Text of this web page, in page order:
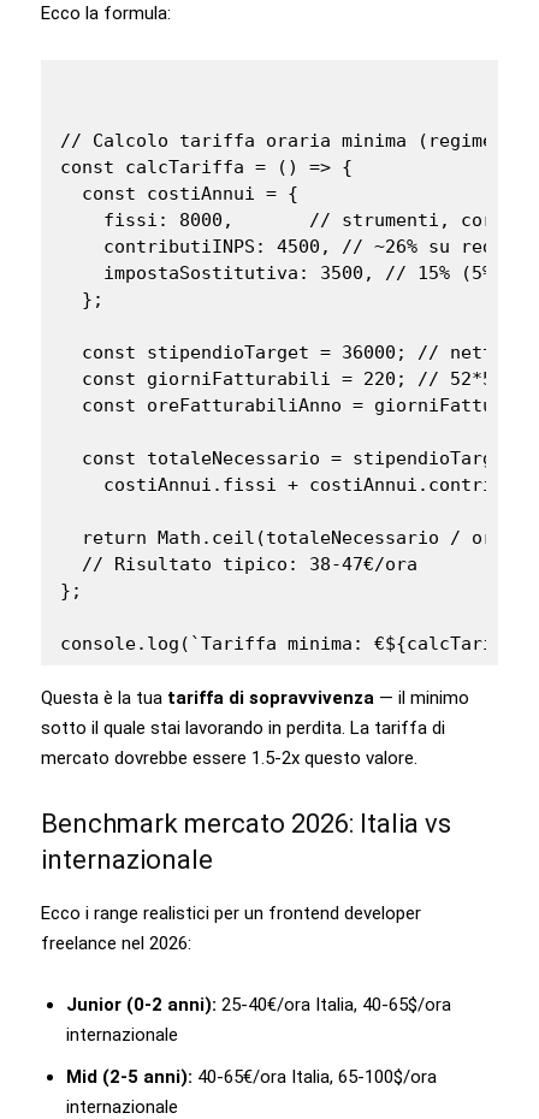
Ecco la formula:
// Calcolo tariffa oraria minima (regime
const calcTariffa = () => {
  const costiAnnui = {
fissi: 8000,       // strumenti, corsi,
contributiINPS: 4500, // ~26% su
impostaSostitutiva: 3500, // 15% (5%
  };
const stipendioTarget = 36000; // netto
const giorniFatturabili = 220; // 52*5 -
const oreFatturabiliAnno =
  const totaleNecessario = stipendioTarget +
costiAnnui.fissi +
return Math.ceil(totaleNecessario /
  // Risultato tipico: 38-47€/ora
};
console.log(`Tariffa minima:
Questa è la tua tariffa di sopravvivenza — il minimo
sotto il quale stai lavorando in perdita. La tariffa di
mercato dovrebbe essere 1.5-2x questo valore.
Benchmark mercato 2026: Italia vs
internazionale
Ecco i range realistici per un frontend developer
freelance nel 2026:
Junior (0-2 anni): 25-40€/ora Italia, 40-65$/ora
internazionale
Mid (2-5 anni): 40-65€/ora Italia, 65-100$/ora
internazionale